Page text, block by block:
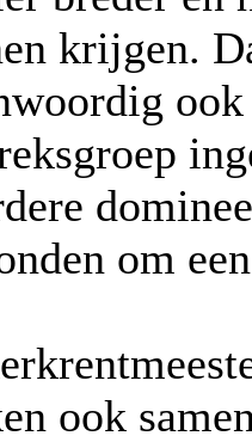
krijgen.
om
ook